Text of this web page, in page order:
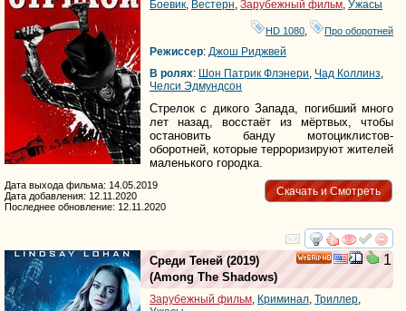
Боевик, Вестерн, Зарубежный фильм, Ужасы
HD 1080 Про оборотней
Режиссер: Джош Риджвей
В ролях: Шон Патрик Флэнери, Чад Коллинз,
Челси Эдмундсон
Стрелок с дикого Запада, погибший много
лет назад, восстаёт из мёртвых, чтобы
остановить банду мотоциклистов-
оборотней, которые терроризируют жителей
маленького городка.
Скачать и Смотреть
Дата выхода фильма: 14.05.2019
Дата добавления: 12.11.2020
Последнее обновление: 12.11.2020
смотреть
1
Среди Теней (2019)
(Among The Shadows)
Зарубежный фильм, Криминал, Триллер,